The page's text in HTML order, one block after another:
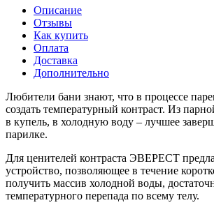
Описание
Отзывы
Как купить
Оплата
Доставка
Дополнительно
Любители бани знают, что в процессе
создать температурный контраст. Из
в купель, в холодную воду – лучшее
парилке.
Для ценителей контраста ЭВЕРЕСТ
устройство, позволяющее в течение
получить массив холодной воды,
температурного перепада по всему телу.